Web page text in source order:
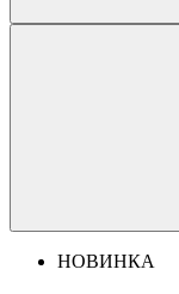
НОВИНКА